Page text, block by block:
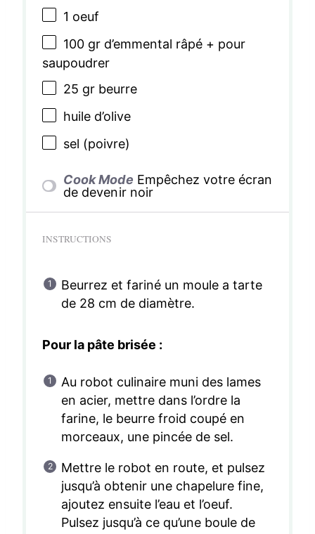
1 oeuf
100gr d’emmental râpé + pour
saupoudrer
25 gr beurre
huile d’olive
sel (poivre)
Cook Mode Empêchez votre écran
de devenir noir
INSTRUCTIONS
Beurrez et fariné un moule a tarte
de 28 cm de diamètre.
Pour la pâte brisée :
Au robot culinaire muni des lames
en acier, mettre dans l’ordre la
farine, le beurre froid coupé en
morceaux, une pincée de sel.
Mettre le robot en route, et pulsez
jusqu’à obtenir une chapelure fine,
ajoutez ensuite l’eau et l’oeuf.
Pulsez jusqu’à ce qu’une boule de